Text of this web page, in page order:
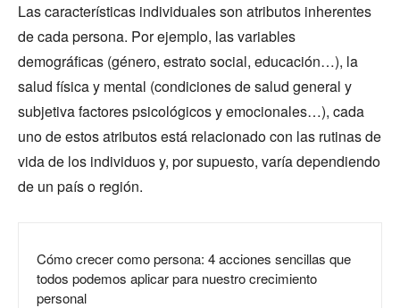
Las características individuales son atributos inherentes
de cada persona. Por ejemplo, las variables
demográficas (género, estrato social, educación…), la
salud física y mental (condiciones de salud general y
subjetiva factores psicológicos y emocionales…), cada
uno de estos atributos está relacionado con las rutinas de
vida de los individuos y, por supuesto, varía dependiendo
de un país o región.
Cómo crecer como persona: 4 acciones sencillas que
todos podemos aplicar para nuestro crecimiento
personal